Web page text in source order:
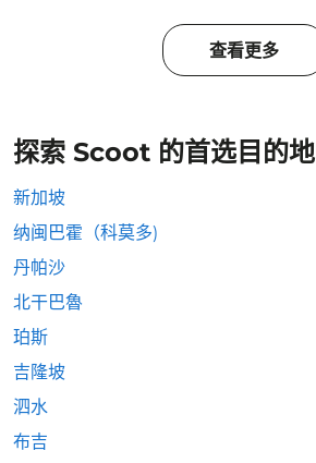
查看更多
探索 Scoot 的首选目的地
新加坡
纳闽巴霍（科莫多)
丹帕沙
北干巴魯
珀斯
吉隆坡
泗水
布吉